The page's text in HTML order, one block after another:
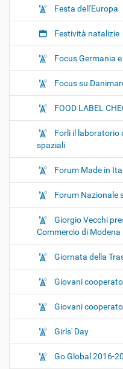
Festa dell'Europa
Festività natalizie
Focus Germania
Focus su
FOOD LABEL
Forlì il laboratorio
spaziali
Forum Made in
Forum Nazionale
Giorgio Vecchi
Commercio di Modena
Giornata della
Giovani
Giovani
Girls' Day
Go Global 2016-